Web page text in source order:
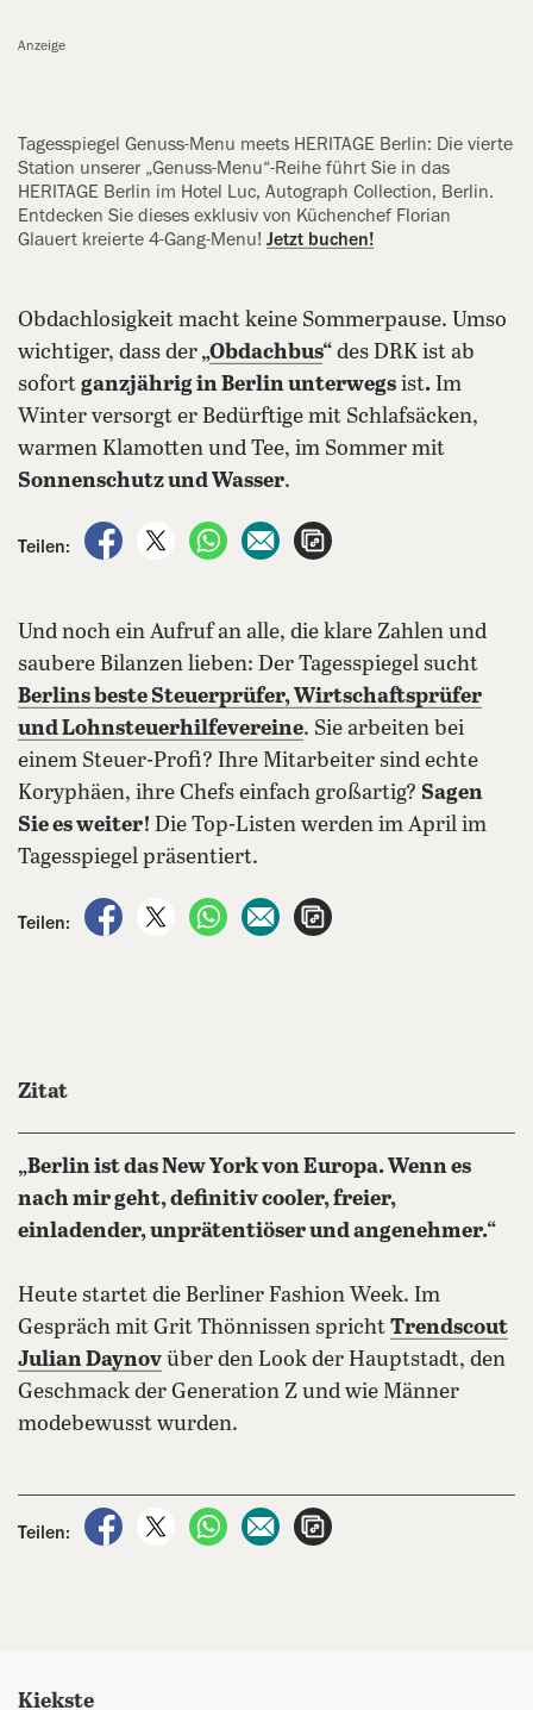
Anzeige
Tagesspiegel Genuss-Menu meets ‍HERITAGE Berlin: Die vierte
Station unserer „Genuss-Menu“-Reihe führt Sie in das
HERITAGE Berlin im Hotel Luc, Autograph Collection, Berlin.
‍Entdecken Sie dieses exklusiv von Küchenchef Florian
Glauert kreierte 4-Gang-Menu! Jetzt buchen!
Obdachlosigkeit macht keine Sommerpause. Umso
wichtiger, dass der „Obdachbus“ des DRK ist ab
sofort ganzjährig in Berlin unterwegs ist. Im
Winter versorgt er Bedürftige mit Schlafsäcken,
warmen Klamotten und Tee, im Sommer mit
Sonnenschutz und Wasser.
Teilen:
auf Facebook teilen
auf X teilenper WhatsApp teilen
per E-Mail teilen
Und noch ein Aufruf an alle, die klare Zahlen und
saubere Bilanzen lieben: Der Tagesspiegel sucht
Berlins beste Steuerprüfer, Wirtschaftsprüfer
und Lohnsteuerhilfevereine. Sie arbeiten bei
einem Steuer-Profi? Ihre Mitarbeiter sind echte
Koryphäen, ihre Chefs einfach großartig? Sagen
Sie es weiter! Die Top-Listen werden im April im
Tagesspiegel präsentiert.
Teilen:
auf Facebook teilen
auf X teilenper WhatsApp teilen
per E-Mail teilen
Zitat
„Berlin ist das New York von Europa. Wenn es
nach mir geht, definitiv cooler, freier,
einladender, unprätentiöser und angenehmer.“
Heute startet die Berliner Fashion Week. Im
Gespräch mit Grit Thönnissen spricht Trendscout
Julian Daynov über den Look der Hauptstadt, den
Geschmack der Generation Z und wie Männer
modebewusst wurden.
Teilen:
auf Facebook teilen
auf X teilenper WhatsApp teilen
per E-Mail teilen
Kiekste